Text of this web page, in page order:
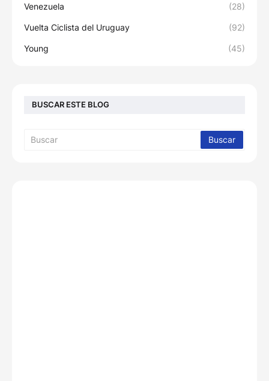
Venezuela (28)
Vuelta Ciclista del Uruguay (92)
Young (45)
BUSCAR ESTE BLOG